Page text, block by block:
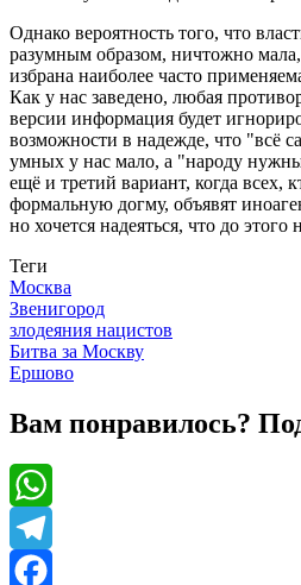
Однако вероятность того, что
разумным образом, ничтожно мала,
избрана наиболее часто
Как у нас заведено, любая
версии информация будет
возможности в надежде, что "всё
умных у нас мало, а "народу
ещё и третий вариант, когда всех,
формальную догму, объявят
но хочется надеяться, что до этого
Теги
Москва
Звенигород
злодеяния нацистов
Битва за Москву
Ершово
Вам понравилось?
WhatsApp
Telegram